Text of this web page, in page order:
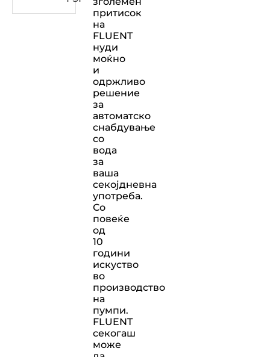
притисок
на
FLUENT
нуди
моќно
и
одржливо
решение
за
автоматско
снабдување
со
вода
за
ваша
секојдневна
употреба.
Со
повеќе
од
10
години
искуство
во
производство
на
пумпи.
FLUENT
секогаш
може